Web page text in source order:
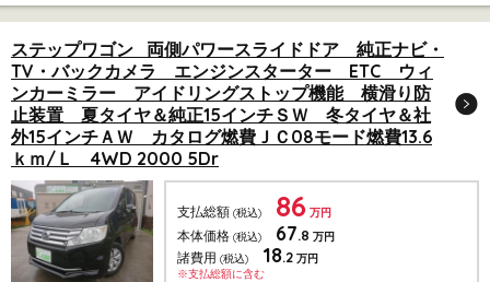
ステップワゴン 両側パワースライドドア 純正ナビ・
TV・バックカメラ エンジンスターター ETC ウィ
ンカーミラー アイドリングストップ機能 横滑り防
止装置 夏タイヤ＆純正15インチＳＷ 冬タイヤ＆社
外15インチＡＷ カタログ燃費ＪＣ08モード燃費13.6
ｋｍ/Ｌ 4WD 2000 5Dr
支払総額 (税込) 86 万円
本体価格 (税込) 67.8 万円
諸費用 (税込) 18.2 万円
※支払総額に含む